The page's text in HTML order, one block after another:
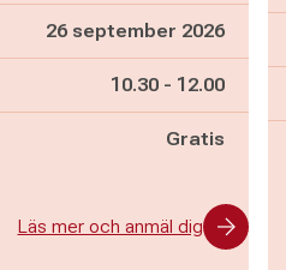
26 september 2026
Pågår mellan
10.30 - och
12.00
Gratis
Läs mer och anmäl dig